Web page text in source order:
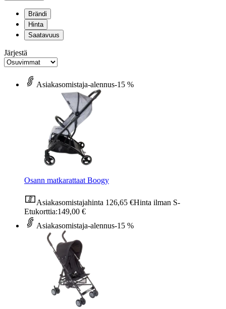
Brändi
Hinta
Saatavuus
Järjestä
Asiakasomistaja-alennus-15 %
Osann matkarattaat Boogy
Asiakasomistajahinta 126,65 €Hinta ilman S-
Etukorttia:149,00 €
Asiakasomistaja-alennus-15 %